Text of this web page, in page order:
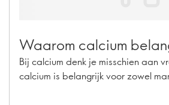
Waarom calcium
Bij calcium denk je misschien aan
calcium is belangrijk voor zowel